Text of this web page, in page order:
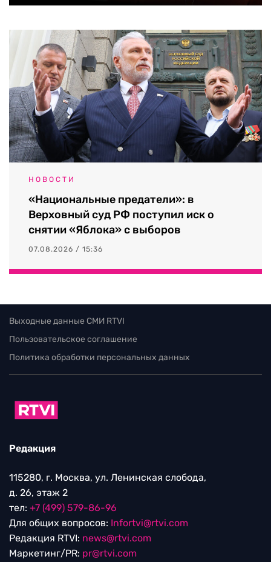
НОВОСТИ
«Национальные предатели»: в
Верховный суд РФ поступил иск о
снятии «Яблока» с выборов
07.08.2026 / 15:36
Выходные данные СМИ RTVI
Пользовательское соглашение
Политика обработки персональных данных
Редакция
115280, г. Москва, ул. Ленинская слобода,
д. 26, этаж 2
тел: +7 (499) 579-86-96
Для общих вопросов: Infortvi@rtvi.com
Редакция RTVI: news@rtvi.com
Маркетинг/PR: pr@rtvi.com